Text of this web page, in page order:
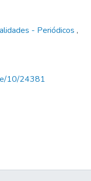
- Periódicos ,
10/24381